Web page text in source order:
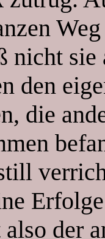
nicht
den
die
der